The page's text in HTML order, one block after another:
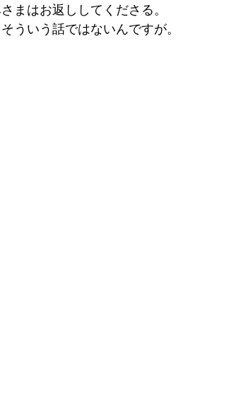
まはお返ししてくださる。
ういう話ではないんですが。